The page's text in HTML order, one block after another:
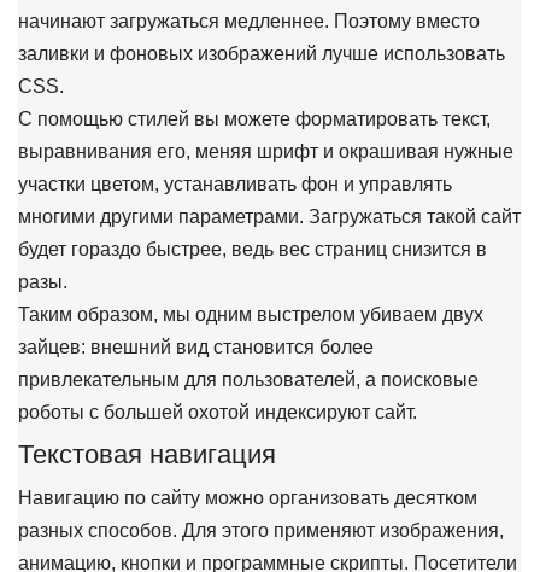
начинают загружаться медленнее. Поэтому вместо
заливки и фоновых изображений лучше использовать
CSS.
С помощью стилей вы можете форматировать текст,
выравнивания его, меняя шрифт и окрашивая нужные
участки цветом, устанавливать фон и управлять
многими другими параметрами. Загружаться такой сайт
будет гораздо быстрее, ведь вес страниц снизится в
разы.
Таким образом, мы одним выстрелом убиваем двух
зайцев: внешний вид становится более
привлекательным для пользователей, а поисковые
роботы с большей охотой индексируют сайт.
Текстовая навигация
Навигацию по сайту можно организовать десятком
разных способов. Для этого применяют изображения,
анимацию, кнопки и программные скрипты. Посетители